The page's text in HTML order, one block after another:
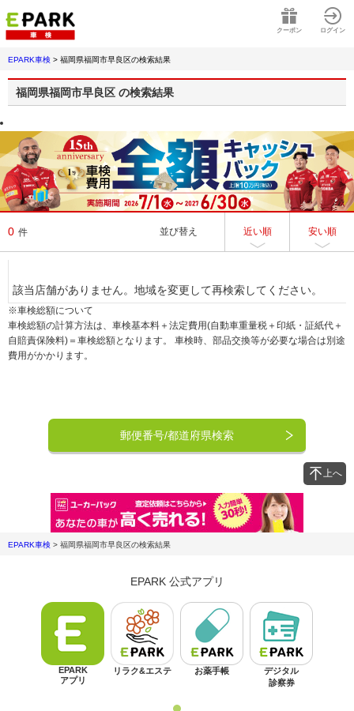
クーポン ログイン
EPARK車検 > 福岡県福岡市早良区の検索結果
福岡県福岡市早良区 の検索結果
0 件 並び替え 近い順 安い順
該当店舗がありません。地域を変更して再検索してください。
※車検総額について
車検総額の計算方法は、車検基本料＋法定費用(自動車重量税＋印紙・証紙代＋
自賠責保険料)＝車検総額となります。 車検時、部品交換等が必要な場合は別途
費用がかかります。
郵便番号/都道府県検索
上へ
EPARK車検 > 福岡県福岡市早良区の検索結果